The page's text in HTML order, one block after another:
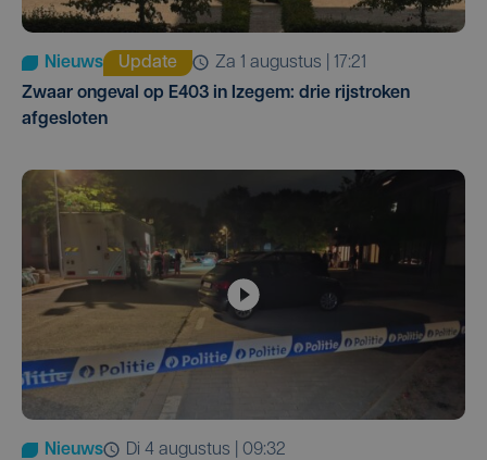
Nieuws Update
za 1 augustus | 17:21
Zwaar ongeval op E403 in Izegem: drie rijstroken
afgesloten
Nieuws
di 4 augustus | 09:32